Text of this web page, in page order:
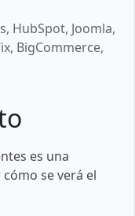
HubSpot, Joomla,
BigCommerce,
es una
se verá el